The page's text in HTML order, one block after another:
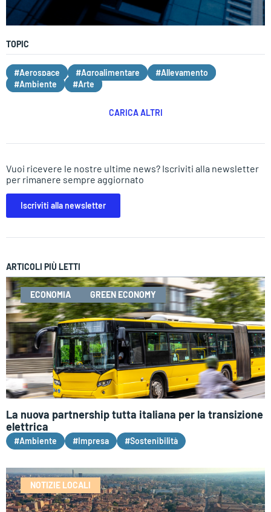
TOPIC
#Aerospace #Agroalimentare
#Allevamento
#Ambiente
#Arte
CARICA ALTRI
Vuoi ricevere le nostre ultime news? Iscriviti alla newsletter
per rimanere sempre aggiornato
Iscriviti alla newsletter
ARTICOLI PIÙ LETTI
ECONOMIA GREEN ECONOMY
La nuova partnership tutta italiana per la transizione
elettrica
#Ambiente #Impresa #Sostenibilità
NOTIZIE LOCALI